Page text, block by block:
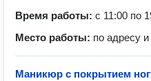
Время работы: с 11:00 по
Место работы: по адресу
Маникюр с покрытием